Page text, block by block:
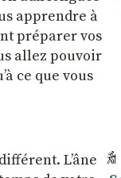
apprendre à
préparer vos
allez pouvoir
ce que vous
L’âne